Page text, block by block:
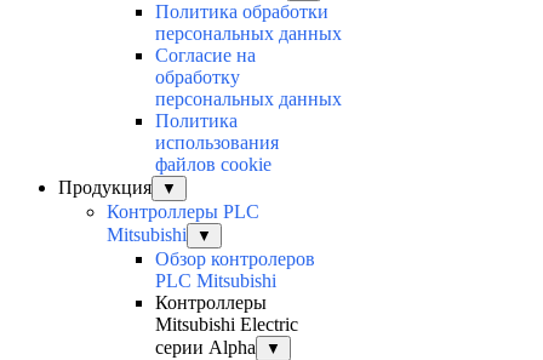
Политика обработки
персональных данных
Согласие на
обработку
персональных данных
Политика
использования
файлов cookie
Продукция
▼
Контроллеры PLC
Mitsubishi
▼
Обзор контролеров
PLC Mitsubishi
Контроллеры
Mitsubishi Electric
серии Alpha
▼